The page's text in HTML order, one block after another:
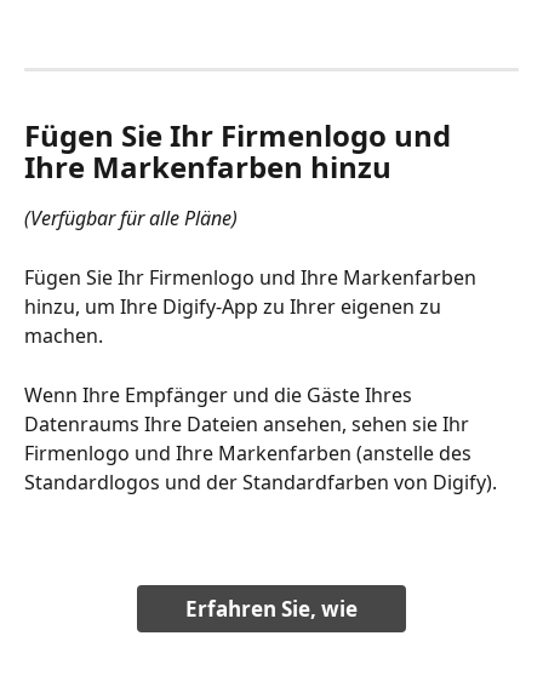
Fügen Sie Ihr Firmenlogo und
Ihre Markenfarben hinzu
(Verfügbar für alle Pläne)
Fügen Sie Ihr Firmenlogo und Ihre Markenfarben
hinzu, um Ihre Digify-App zu Ihrer eigenen zu
machen.
Wenn Ihre Empfänger und die Gäste Ihres
Datenraums Ihre Dateien ansehen, sehen sie Ihr
Firmenlogo und Ihre Markenfarben (anstelle des
Standardlogos und der Standardfarben von Digify).
Erfahren Sie, wie